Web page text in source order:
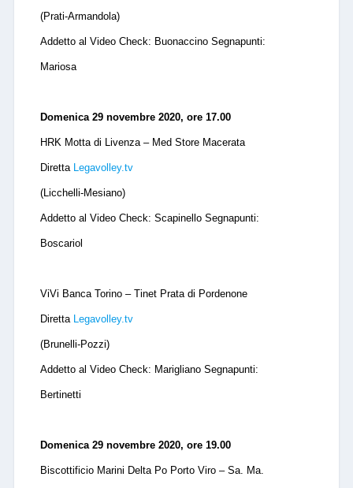
(Prati-Armandola)
Addetto al Video Check: Buonaccino Segnapunti:
Mariosa
Domenica 29 novembre 2020, ore 17.00
HRK Motta di Livenza – Med Store Macerata
Diretta Legavolley.tv
(Licchelli-Mesiano)
Addetto al Video Check: Scapinello Segnapunti:
Boscariol
ViVi Banca Torino – Tinet Prata di Pordenone
Diretta Legavolley.tv
(Brunelli-Pozzi)
Addetto al Video Check: Marigliano Segnapunti:
Bertinetti
Domenica 29 novembre 2020, ore 19.00
Biscottificio Marini Delta Po Porto Viro – Sa. Ma.